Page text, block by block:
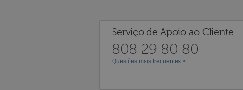
Serviço de Apoio ao Cliente
808 29 80 80
Questões mais frequentes >